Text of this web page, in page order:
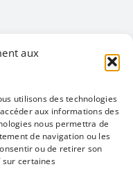
aux
utilisons des technologies
aux informations des
nous permettra de
de navigation ou les
ou de retirer son
certaines